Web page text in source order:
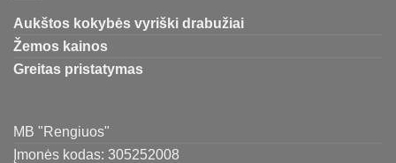
Aukštos kokybės vyriški drabužiai
Žemos kainos
Greitas pristatymas
MB "Rengiuos"
Įmonės kodas: 305252008